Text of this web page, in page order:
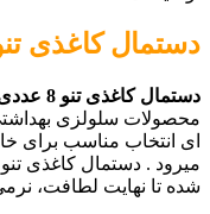
دستمال کاغذی
دستمال کاغذی تنو 8 عددی
محصولات سلولزی
ای انتخاب مناسب برای
میرود . دستمال کاغذی تنو
شده تا نهایت لطافت،